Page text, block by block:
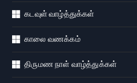
கடவுள் வாழ்த்துக்கள்
காலை வணக்கம்
திருமண நாள் வாழ்த்துக்கள்